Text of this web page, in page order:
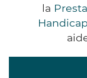
la